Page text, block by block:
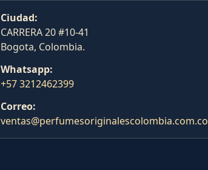
Ciudad:
CARRERA 20 #10-41
Bogota, Colombia.
Whatsapp:
+57 3212462399
Correo:
ventas@perfumesoriginalescolombia.com.co